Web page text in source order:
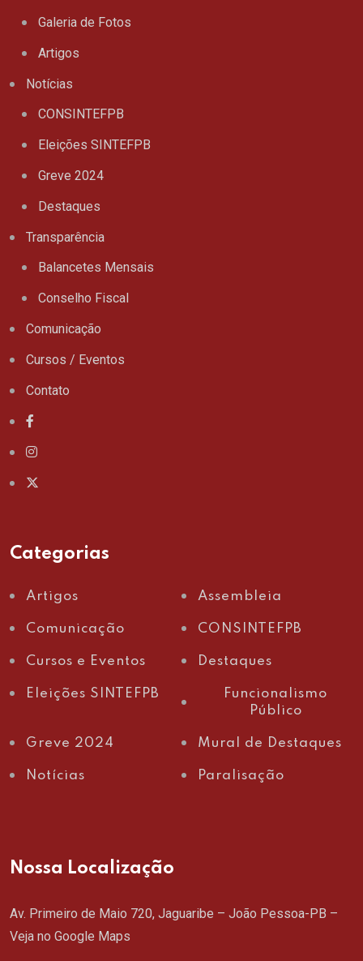
Galeria de Fotos
Artigos
Notícias
CONSINTEFPB
Eleições SINTEFPB
Greve 2024
Destaques
Transparência
Balancetes Mensais
Conselho Fiscal
Comunicação
Cursos / Eventos
Contato
Categorias
Artigos Assembleia
Comunicação CONSINTEFPB
Cursos e Eventos Destaques
Eleições SINTEFPB
Funcionalismo
Público
Greve 2024 Mural de Destaques
Notícias Paralisação
Nossa Localização
Av. Primeiro de Maio 720, Jaguaribe – João Pessoa-PB –
Veja no Google Maps